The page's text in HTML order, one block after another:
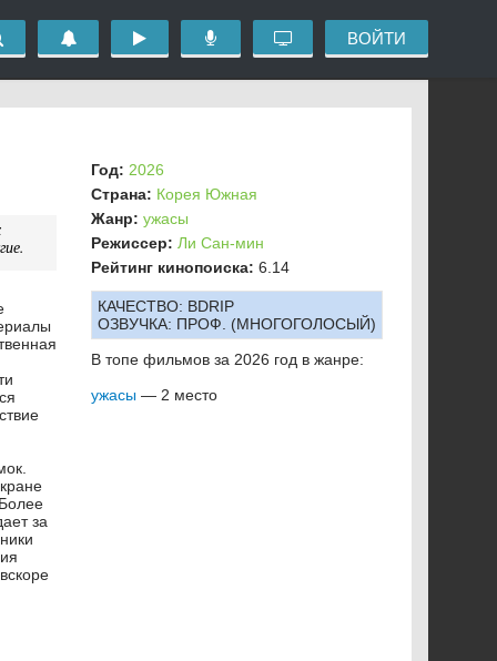
ВОЙТИ
за
Год: 2026
Страна: Корея Южная
Жанр: ужасы
Режиссер: Ли Сан-мин
Рейтинг кинопоиска: 6.14
КАЧЕСТВО: BDRIP
ОЗВУЧКА: ПРОФ. (МНОГОГОЛОСЫЙ)
В топе фильмов за 2026 год в жанре:
ужасы — 2 место